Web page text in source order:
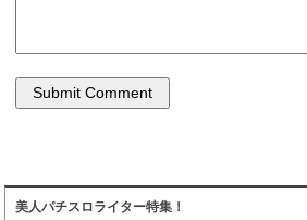
美人パチスロライター特集！